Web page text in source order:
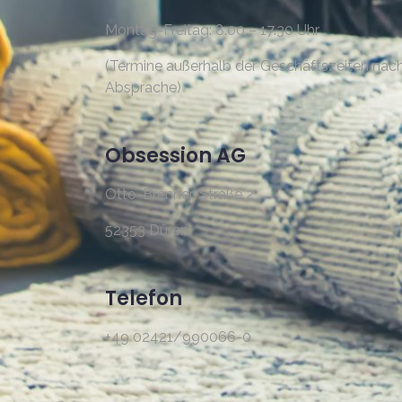
Montag-Freitag: 8.00 – 17.30 Uhr
(Termine außerhalb der Geschäftszeiten
Absprache)
Obsession AG
Otto-Brenner-Straße 2
52353 Düren
Telefon
+49 02421/990066-0